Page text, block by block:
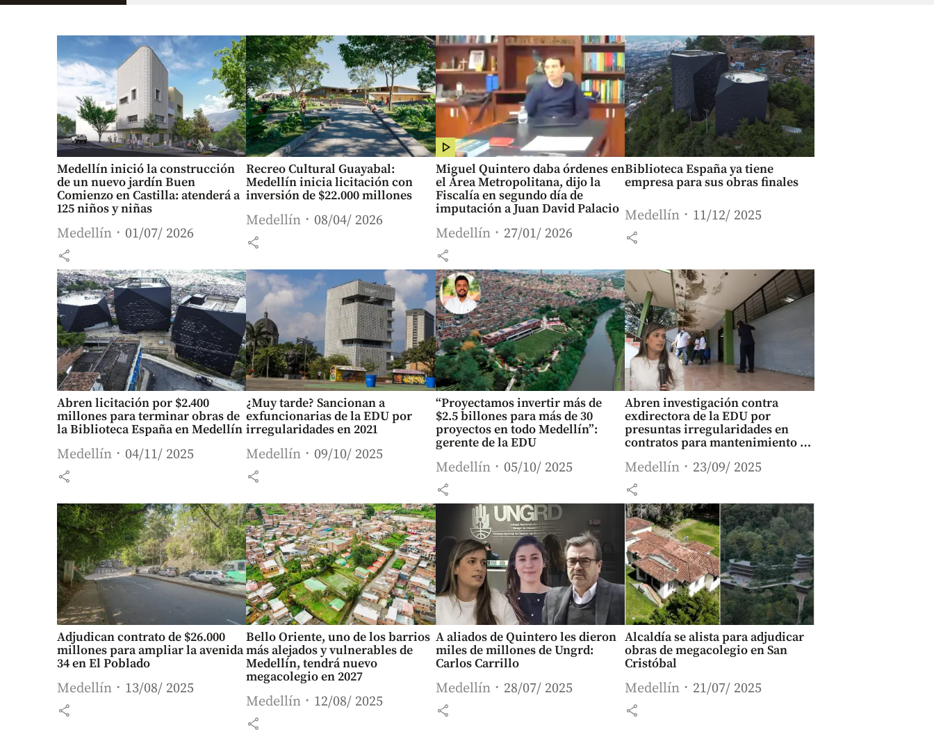
Medellín inició la construcción
de un nuevo jardín Buen
Comienzo en Castilla: atenderá a
125 niños y niñas
Medellín 01/07/ 2026
share
Recreo Cultural Guayabal:
Medellín inicia licitación con
inversión de $22.000 millones
Medellín 08/04/ 2026
share
Miguel Quintero daba órdenes en
el Área Metropolitana, dijo la
Fiscalía en segundo día de
imputación a Juan David Palacio
Medellín 27/01/ 2026
share
Biblioteca España ya tiene
empresa para sus obras finales
Medellín 11/12/ 2025
share
Abren licitación por $2.400
millones para terminar obras de
la Biblioteca España en Medellín
Medellín 04/11/ 2025
share
¿Muy tarde? Sancionan a
exfuncionarias de la EDU por
irregularidades en 2021
Medellín 09/10/ 2025
share
“Proyectamos invertir más de
$2.5 billones para más de 30
proyectos en todo Medellín”:
gerente de la EDU
Medellín 05/10/ 2025
share
Abren investigación contra
exdirectora de la EDU por
presuntas irregularidades en
contratos para mantenimiento a
Medellín 23/09/ 2025
share
Adjudican contrato de $26.000
millones para ampliar la avenida
34 en El Poblado
Medellín 13/08/ 2025
share
Bello Oriente, uno de los barrios
más alejados y vulnerables de
Medellín, tendrá nuevo
megacolegio en 2027
Medellín 12/08/ 2025
share
A aliados de Quintero les dieron
miles de millones de Ungrd:
Carlos Carrillo
Medellín 28/07/ 2025
share
Alcaldía se alista para adjudicar
obras de megacolegio en San
Cristóbal
Medellín 21/07/ 2025
share